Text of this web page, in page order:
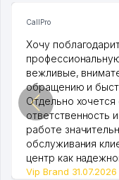
CallPro
Хочу
вежливые,
обращению и
Отдельно
ответственность
работе
обслуживания
центр как
Vip Brand 31.07.2026